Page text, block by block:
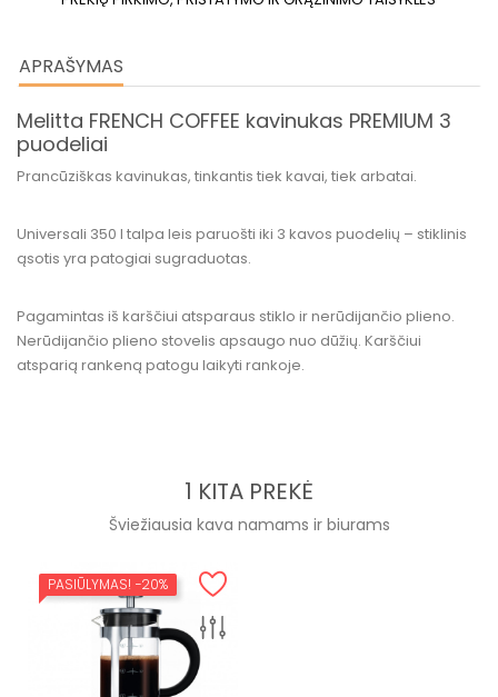
APRAŠYMAS
Melitta FRENCH COFFEE kavinukas PREMIUM 3
puodeliai
Prancūziškas kavinukas, tinkantis tiek kavai, tiek arbatai.
Universali 350 l talpa leis paruošti iki 3 kavos puodelių – stiklinis
ąsotis yra patogiai sugraduotas.
Pagamintas iš karščiui atsparaus stiklo ir nerūdijančio plieno.
Nerūdijančio plieno stovelis apsaugo nuo dūžių. Karščiui
atsparią rankeną patogu laikyti rankoje.
1 KITA PREKĖ
Šviežiausia kava namams ir biurams
PASIŪLYMAS! −20%